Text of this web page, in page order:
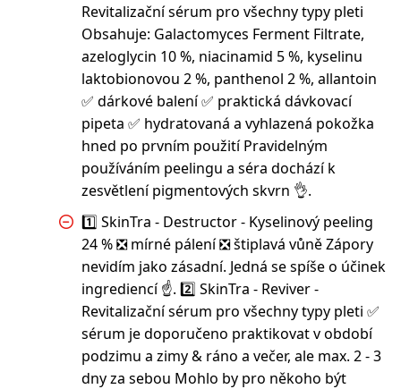
Revitalizační sérum pro všechny typy pleti
Obsahuje: Galactomyces Ferment Filtrate,
azeloglycin 10 %, niacinamid 5 %, kyselinu
laktobionovou 2 %, panthenol 2 %, allantoin
✅ dárkové balení ✅ praktická dávkovací
pipeta ✅ hydratovaná a vyhlazená pokožka
hned po prvním použití Pravidelným
používáním peelingu a séra dochází k
zesvětlení pigmentových skvrn 👌.
1️⃣ SkinTra - Destructor - Kyselinový peeling
24 % ❎ mírné pálení ❎ štiplavá vůně Zápory
nevidím jako zásadní. Jedná se spíše o účinek
ingrediencí ☝️. 2️⃣ SkinTra - Reviver -
Revitalizační sérum pro všechny typy pleti ✅
sérum je doporučeno praktikovat v období
podzimu a zimy & ráno a večer, ale max. 2 - 3
dny za sebou Mohlo by pro někoho být